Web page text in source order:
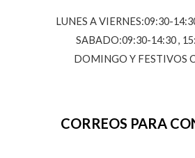
LUNES A VIERNES:09:30-
SABADO:09:30-14:30 ,
DOMINGO Y FESTIVOS
CORREOS PARA